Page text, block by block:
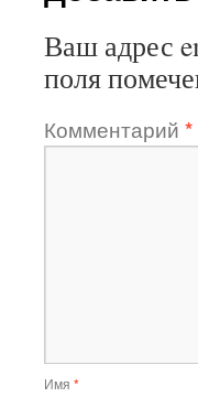
Ваш адрес
поля
Комментарий *
Имя *